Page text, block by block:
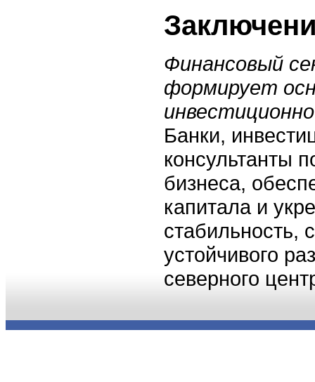
Финансовый
формирует
Банки,
консультанты
бизнеса,
капитала и
стабильность,
устойчивого
северного